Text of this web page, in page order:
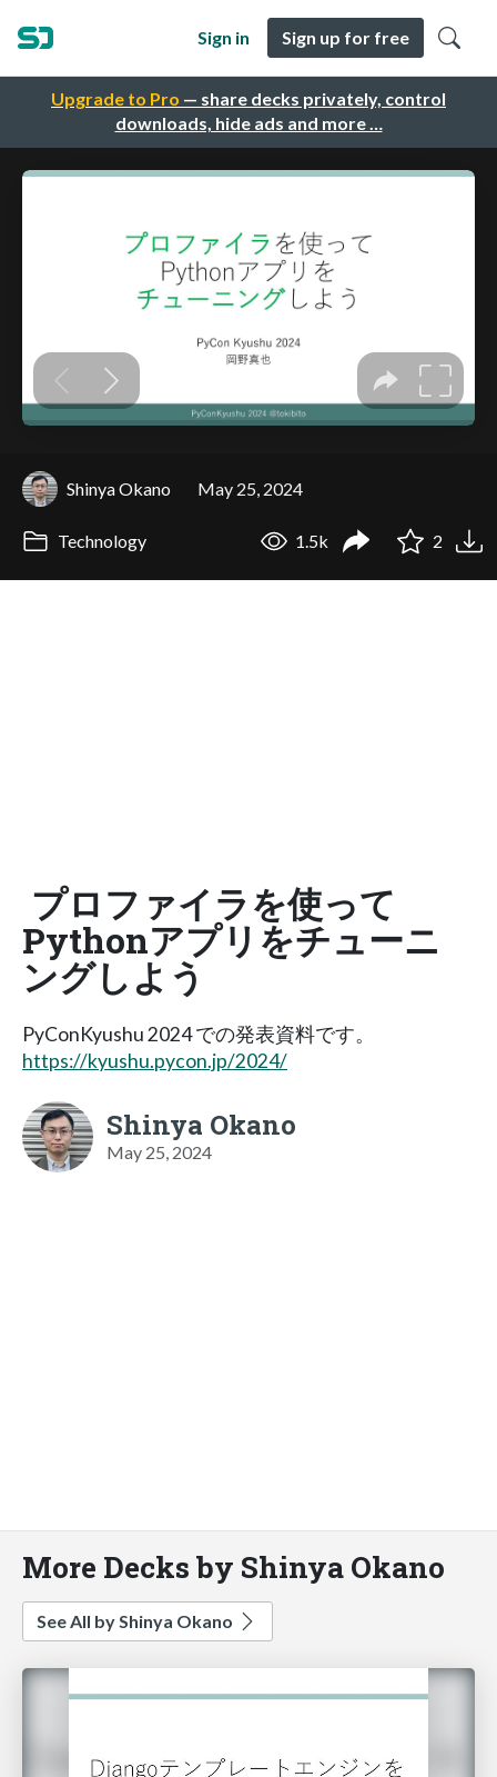
Upgrade to Pro — share decks privately, control
downloads, hide ads and more …
Sign in Sign up for free
Shinya Okano May 25, 2024
Technology 1.5k 2
プロファイラを使って
Pythonアプリをチューニ
ングしよう
PyConKyushu 2024 での発表資料です。
https://kyushu.pycon.jp/2024/
Shinya Okano
May 25, 2024
More Decks by Shinya Okano
See All by Shinya Okano